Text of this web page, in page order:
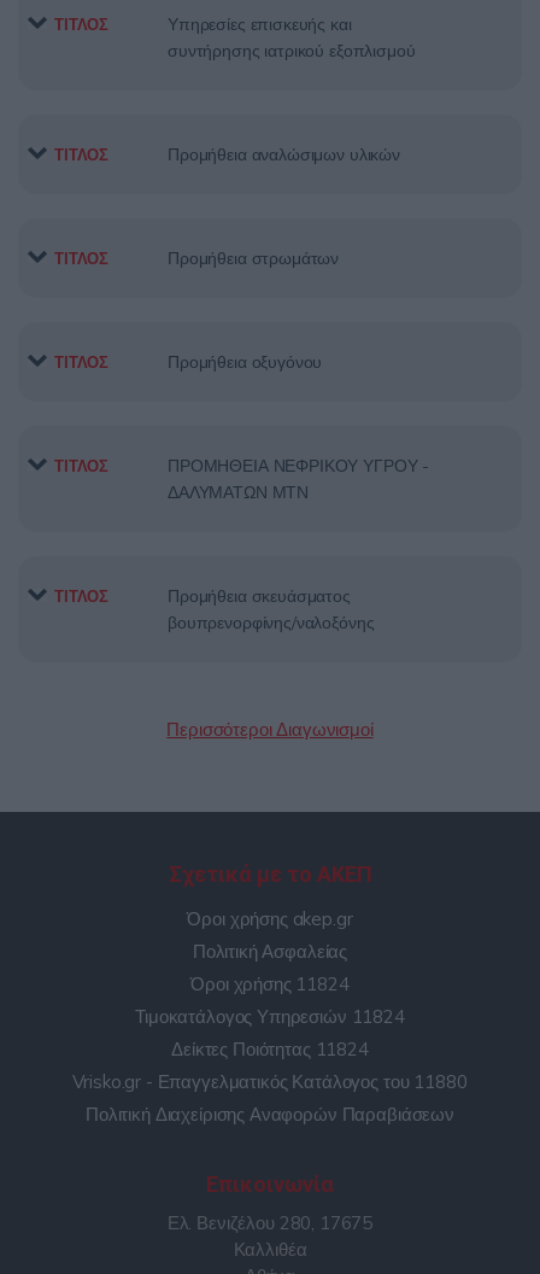
ΤΙΤΛΟΣ
Υπηρεσίες επισκευής και
συντήρησης ιατρικού εξοπλισμού
ΤΙΤΛΟΣ Προμήθεια αναλώσιμων υλικών
ΤΙΤΛΟΣ Προμήθεια στρωμάτων
ΤΙΤΛΟΣ Προμήθεια οξυγόνου
ΤΙΤΛΟΣ
ΠΡΟΜΗΘΕΙΑ ΝΕΦΡΙΚΟΥ ΥΓΡΟΥ ­
ΔΑΛΥΜΑΤΩΝ ΜΤΝ
ΤΙΤΛΟΣ
Προμήθεια σκευάσματος
βουπρενορφίνης/ναλοξόνης
Περισσότεροι Διαγωνισμοί
Σχετικά με το ΑΚΕΠ
Όροι χρήσης akep.gr
Πολιτική Ασφαλείας
Όροι χρήσης 11824
Τιμοκατάλογος Υπηρεσιών 11824
Δείκτες Ποιότητας 11824
Vrisko.gr - Επαγγελματικός Κατάλογος του 11880
Πολιτική Διαχείρισης Αναφορών Παραβιάσεων
Επικοινωνία
Ελ. Βενιζέλου 280, 17675
Καλλιθέα